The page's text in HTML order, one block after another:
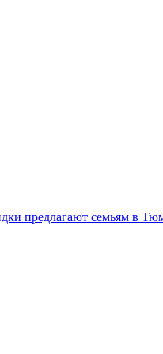
предлагают семьям в